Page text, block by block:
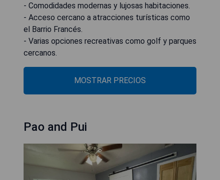
- Comodidades modernas y lujosas habitaciones.
- Acceso cercano a atracciones turísticas como
el Barrio Francés.
- Varias opciones recreativas como golf y parques
cercanos.
MOSTRAR PRECIOS
Pao and Pui